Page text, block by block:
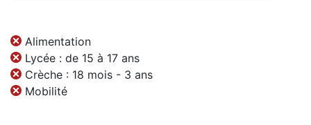
Alimentation
Lycée : de 15 à 17 ans
Crèche : 18 mois - 3 ans
Mobilité